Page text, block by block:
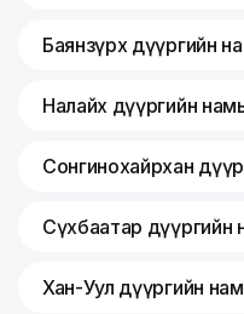
Баянзүрх дүүргийн
Налайх дүүргийн
Сонгинохайрхан
Сүхбаатар дүүргийн
Хан-Уул дүүргийн